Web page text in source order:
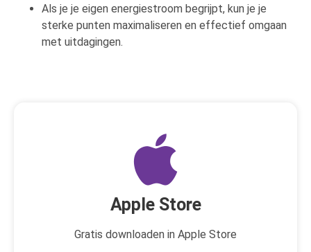
Als je je eigen energiestroom begrijpt, kun je je
sterke punten maximaliseren en effectief omgaan
met uitdagingen.
Apple Store
Gratis downloaden in Apple Store